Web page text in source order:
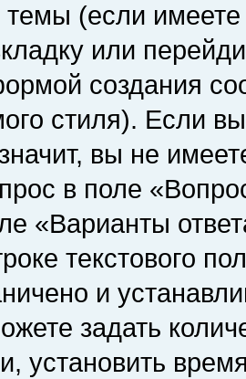
(если
или
создания
стиля). Если
вы не
в поле
«Варианты
текстового
и
задать
установить